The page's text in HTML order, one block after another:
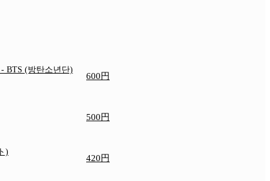
- BTS (방탄소년단)
600円
500円
)
420円